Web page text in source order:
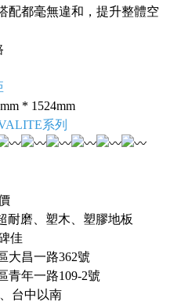
配都毫無違和，提升整體空
* 1524mm
系列
耐磨、塑木、塑膠地板
佳
大昌一路362號
青年一路109-2號
台中以南